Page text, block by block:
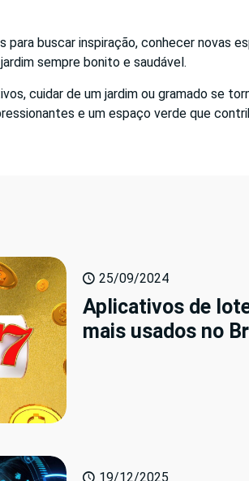
para buscar inspiração, conhecer novas
sempre bonito e saudável.
cuidar de um jardim ou gramado se
e um espaço verde que
25/09/2024
Aplicativos de
mais usados no
19/12/2025